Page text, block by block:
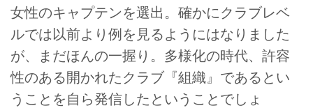
女性のキャプテンを選出。確かにクラブレベ
ルでは以前より例を見るようにはなりました
が、まだほんの一握り。多様化の時代、許容
性のある開かれたクラブ『組織』であるとい
うことを自ら発信したということでしょ